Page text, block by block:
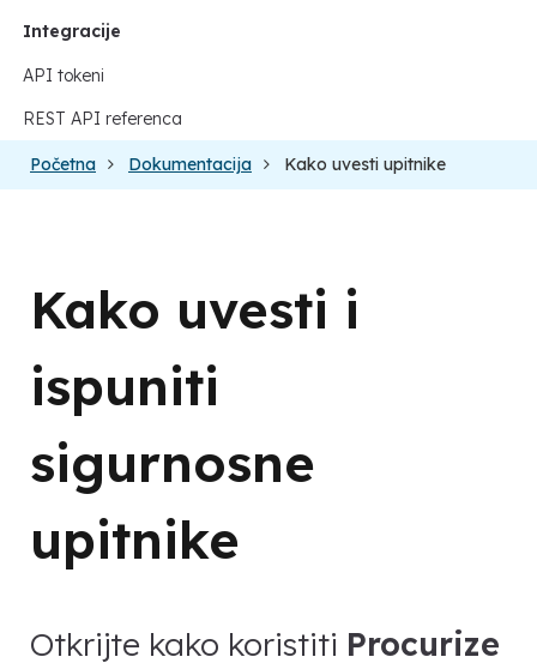
Integracije
API tokeni
REST API referenca
Početna Dokumentacija Kako uvesti upitnike
Kako uvesti i
ispuniti
sigurnosne
upitnike
Otkrijte kako koristiti Procurize